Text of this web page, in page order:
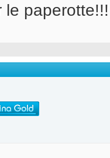
le